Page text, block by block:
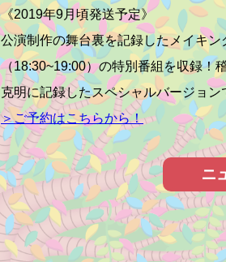
《2019年9月頃発送予定》
公演制作の舞台裏を記録したメイキン
（18:30~19:00）の特別番組を収録！
克明に記録したスペシャルバージョン
＞ご予約はこちらから！
ニ